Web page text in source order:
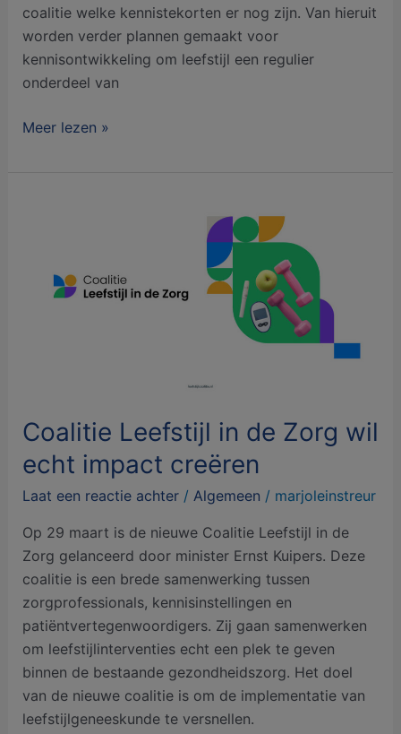
coalitie welke kennistekorten er nog zijn. Van hieruit
worden verder plannen gemaakt voor
kennisontwikkeling om leefstijl een regulier
onderdeel van
Meer lezen »
Coalitie Leefstijl in de Zorg wil
echt impact creëren
Laat een reactie achter / Algemeen / marjoleinstreur
Op 29 maart is de nieuwe Coalitie Leefstijl in de
Zorg gelanceerd door minister Ernst Kuipers. Deze
coalitie is een brede samenwerking tussen
zorgprofessionals, kennisinstellingen en
patiëntvertegenwoordigers. Zij gaan samenwerken
om leefstijlinterventies echt een plek te geven
binnen de bestaande gezondheidszorg. Het doel
van de nieuwe coalitie is om de implementatie van
leefstijlgeneeskunde te versnellen.